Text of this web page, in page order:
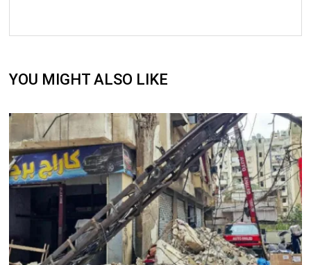
YOU MIGHT ALSO LIKE